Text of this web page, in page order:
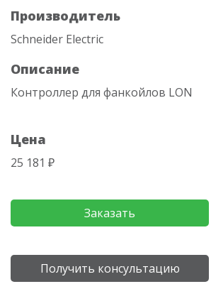
Производитель
Schneider Electric
Описание
Контроллер для фанкойлов LON
Цена
25 181 ₽
Заказать
Получить консультацию